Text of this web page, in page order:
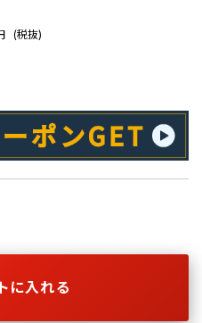
(税抜)
に入れる